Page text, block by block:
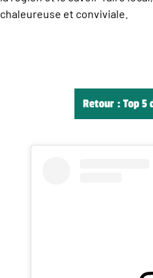
chaleureuse et conviviale.
Retour : Top 5